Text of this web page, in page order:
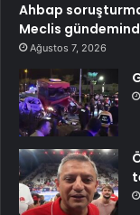
Ahbap
Meclis
Ağustos 7, 2026